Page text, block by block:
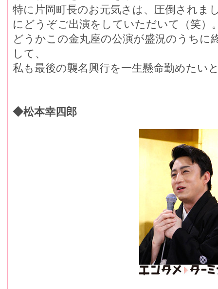
特に片岡町長のお元気さは、圧倒されま
にどうぞご出演をしていただいて（笑）
どうかこの金丸座の公演が盛況のうちに
して、
私も最後の襲名興行を一生懸命勤めたい
◆松本幸四郎